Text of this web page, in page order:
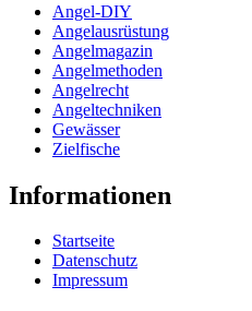
Angel-DIY
Angelausrüstung
Angelmagazin
Angelmethoden
Angelrecht
Angeltechniken
Gewässer
Zielfische
Informationen
Startseite
Datenschutz
Impressum